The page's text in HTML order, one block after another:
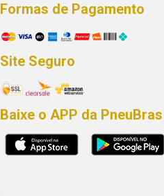
Formas de Pagamento
Site Seguro
Baixe o APP da PneuBras